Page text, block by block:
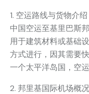
1. 空运路线与货物介绍
中国空运至基里巴斯
用于建筑材料或基础
方式进行，因其需要
一个太平洋岛国，空
2. 邦里基国际机场概况